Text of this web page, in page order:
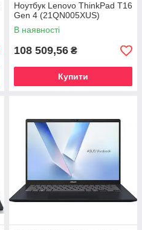
Ноутбук Lenovo ThinkPad T16
Gen 4 (21QN005XUS)
В наявності
108 509,56 ₴
Купити